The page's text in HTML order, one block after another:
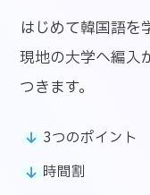
はじめて韓国語を
現地の大学へ編入
つきます。
3つのポイント
時間割